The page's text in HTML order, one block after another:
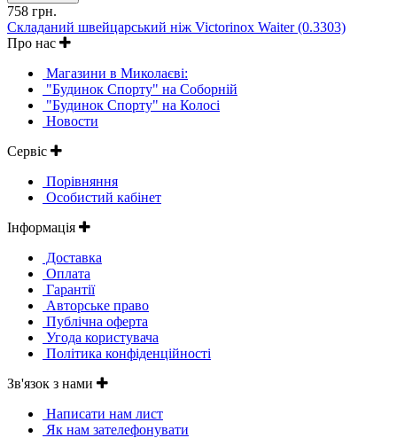
758 грн.
Складаний швейцарський ніж Victorinox Waiter (0.3303)
Про нас
Магазини в Миколаєві:
"Будинок Спорту" на Соборній
"Будинок Спорту" на Колосі
Новости
Сервіс
Порівняння
Особистий кабінет
Інформація
Доставка
Оплата
Гарантії
Авторське право
Публічна оферта
Угода користувача
Політика конфіденційності
Зв'язок з нами
Написати нам лист
Як нам зателефонувати